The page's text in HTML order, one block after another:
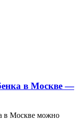
в Москве —
в Москве можно